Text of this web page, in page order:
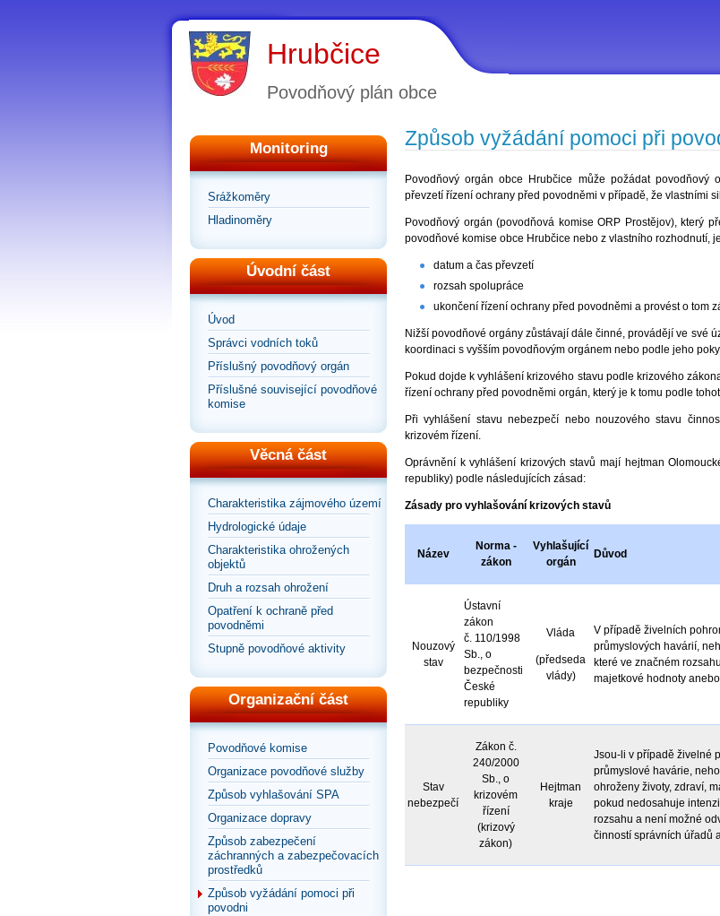
Hrubčice
Povodňový plán obce
Monitoring
Srážkoměry
Hladinoměry
Úvodní část
Úvod
Správci vodních toků
Příslušný povodňový orgán
Příslušné související povodňové
komise
Věcná část
Charakteristika zájmového území
Hydrologické údaje
Charakteristika ohrožených
objektů
Druh a rozsah ohrožení
Opatření k ochraně před
povodněmi
Stupně povodňové aktivity
Organizační část
Povodňové komise
Organizace povodňové služby
Způsob vyhlašování SPA
Organizace dopravy
Způsob zabezpečení
záchranných a zabezpečovacích
prostředků
Způsob vyžádání pomoci při
povodni
Způsob vyžádání pomoci při
Povodňový orgán obce Hrubčice může požádat
převzetí řízení ochrany před povodněmi v případě, že vlastními
Povodňový orgán (povodňová komise ORP Prostějov), který
povodňové komise obce Hrubčice nebo z vlastního rozhodnutí,
datum a čas převzetí
rozsah spolupráce
ukončení řízení ochrany před povodněmi a provést o tom
Nižší povodňové orgány zůstávají dále činné, provádějí ve své
koordinaci s vyšším povodňovým orgánem nebo podle jeho
Pokud dojde k vyhlášení krizového stavu podle krizového
řízení ochrany před povodněmi orgán, který je k tomu podle
Při vyhlášení stavu nebezpečí nebo nouzového stavu
krizovém řízení.
Oprávnění k vyhlášení krizových stavů mají hejtman
republiky) podle následujících zásad:
Zásady pro vyhlašování krizových stavů
Název
Norma -
zákon
Vyhlašující
orgán
Důvod
Nouzový
stav
Ústavní
zákon
č. 110/1998
Sb., o
bezpečnosti
České
republiky
Vláda
(předseda
vlády)
V případě živelních
průmyslových havárií,
které ve značném
majetkové hodnoty
Stav
nebezpečí
Zákon č.
240/2000
Sb., o
krizovém
řízení
(krizový
zákon)
Hejtman
kraje
Jsou-li v případě živelné
průmyslové havárie,
ohroženy životy, zdraví,
pokud nedosahuje
rozsahu a není možné
činností správních úřadů